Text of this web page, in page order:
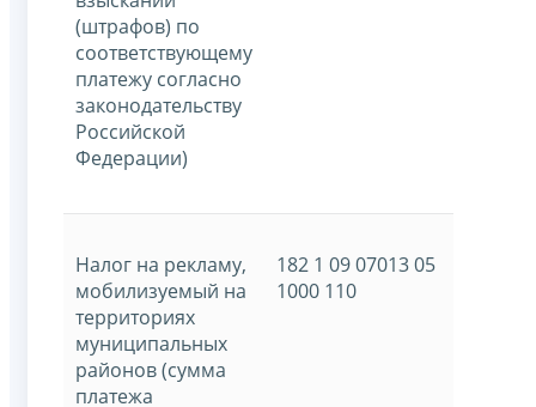
(штрафов) по
соответствующему
платежу согласно
законодательству
Российской
Федерации)
Налог на рекламу,
мобилизуемый на
территориях
муниципальных
районов (сумма
платежа
182 1 09 07013 05
1000 110